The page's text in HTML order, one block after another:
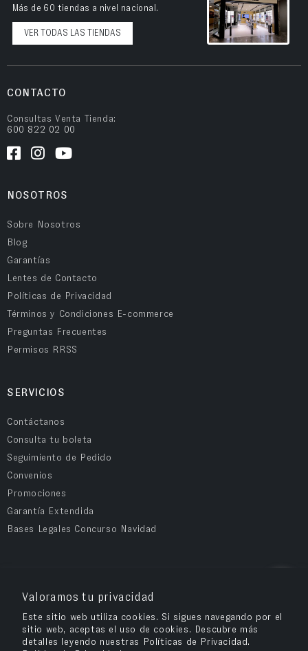
Valoramos tu privacidad
Este sitio web utiliza cookies. Si sigues navegando por el
sitio web, aceptas el uso de cookies. Descubre más
detalles leyendo nuestras Políticas de Privacidad.
Más de 60 tiendas a nivel nacional.
VER TODAS LAS TIENDAS
CONTACTO
Consultas Venta Tienda:
600 822 02 00
NOSOTROS
Sobre Nosotros
Blog
Garantías
Lentes de Contacto
Políticas de Privacidad
Términos y Condiciones E-commerce
Preguntas Frecuentes
Permisos RRSS
SERVICIOS
Contáctanos
Consulta tu boleta
Seguimiento de Pedido
Convenios
Promociones
Garantía Extendida
Bases Legales Concurso Navidad